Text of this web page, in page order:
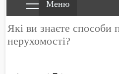
Які ви знаєте способи
нерухомості?